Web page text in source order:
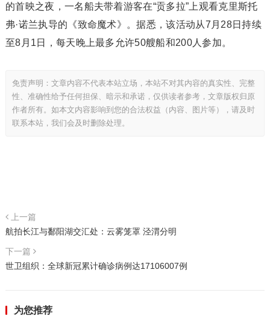
的首映之夜，一名船夫带着游客在“贡多拉”上观看克里斯托
弗·诺兰执导的《致命魔术》。据悉，该活动从7月28日持续
至8月1日，每天晚上最多允许50艘船和200人参加。
免责声明：文章内容不代表本站立场，本站不对其内容的真实性、完整
性、准确性给予任何担保、暗示和承诺，仅供读者参考，文章版权归原
作者所有。如本文内容影响到您的合法权益（内容、图片等），请及时
联系本站，我们会及时删除处理。
上一篇
航拍长江与鄱阳湖交汇处：云雾笼罩 泾渭分明
下一篇
世卫组织：全球新冠累计确诊病例达17106007例
为您推荐